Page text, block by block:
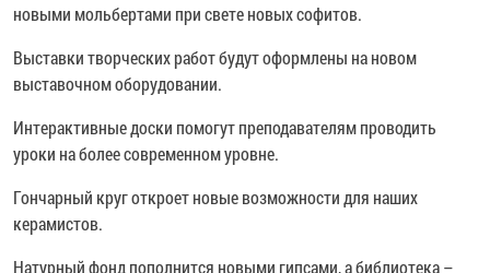
новыми мольбертами при свете новых софитов.
Выставки творческих работ будут оформлены на новом
выставочном оборудовании.
Интерактивные доски помогут преподавателям проводить
уроки на более современном уровне.
Гончарный круг откроет новые возможности для наших
керамистов.
Натурный фонд пополнится новыми гипсами, а библиотека –